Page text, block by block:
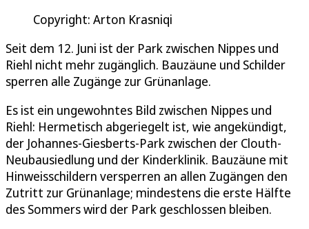
Copyright: Arton Krasniqi
Seit dem 12. Juni ist der Park zwischen Nippes und
Riehl nicht mehr zugänglich. Bauzäune und Schilder
sperren alle Zugänge zur Grünanlage.
Es ist ein ungewohntes Bild zwischen Nippes und
Riehl: Hermetisch abgeriegelt ist, wie angekündigt,
der Johannes-Giesberts-Park zwischen der Clouth-
Neubausiedlung und der Kinderklinik. Bauzäune mit
Hinweisschildern versperren an allen Zugängen den
Zutritt zur Grünanlage; mindestens die erste Hälfte
des Sommers wird der Park geschlossen bleiben.